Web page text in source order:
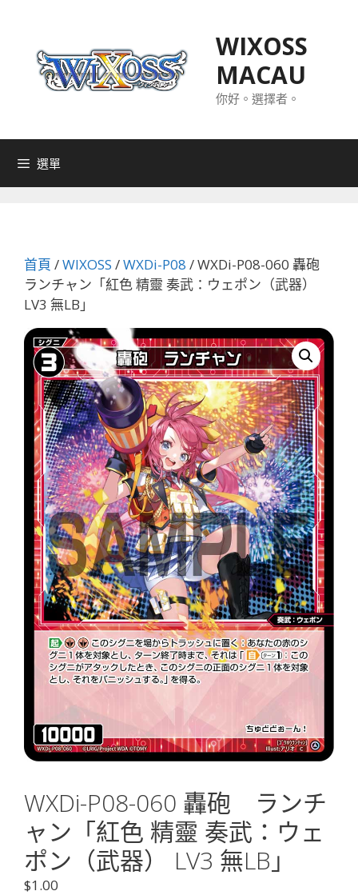
WIXOSS
MACAU
你好。選擇者。
選單
首頁 /WIXOSS /WXDi-P08 / WXDi-P08-060 轟砲
ランチャン「紅色 精靈 奏武：ウェポン（武器）
LV3 無LB」
WXDi-P08-060 轟砲 ランチ
ャン「紅色 精靈 奏武：ウェ
ポン（武器） LV3 無LB」
$1.00